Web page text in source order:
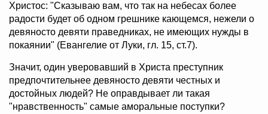
Христос: "Сказываю вам, что так на небесах более
радости будет об одном грешнике кающемся, нежели о
девяносто девяти праведниках, не имеющих нужды в
покаянии" (Евангелие от Луки, гл. 15, ст.7).
Значит, один уверовавший в Христа преступник
предпочтительнее девяносто девяти честных и
достойных людей? Не оправдывает ли такая
"нравственность" самые аморальные поступки?